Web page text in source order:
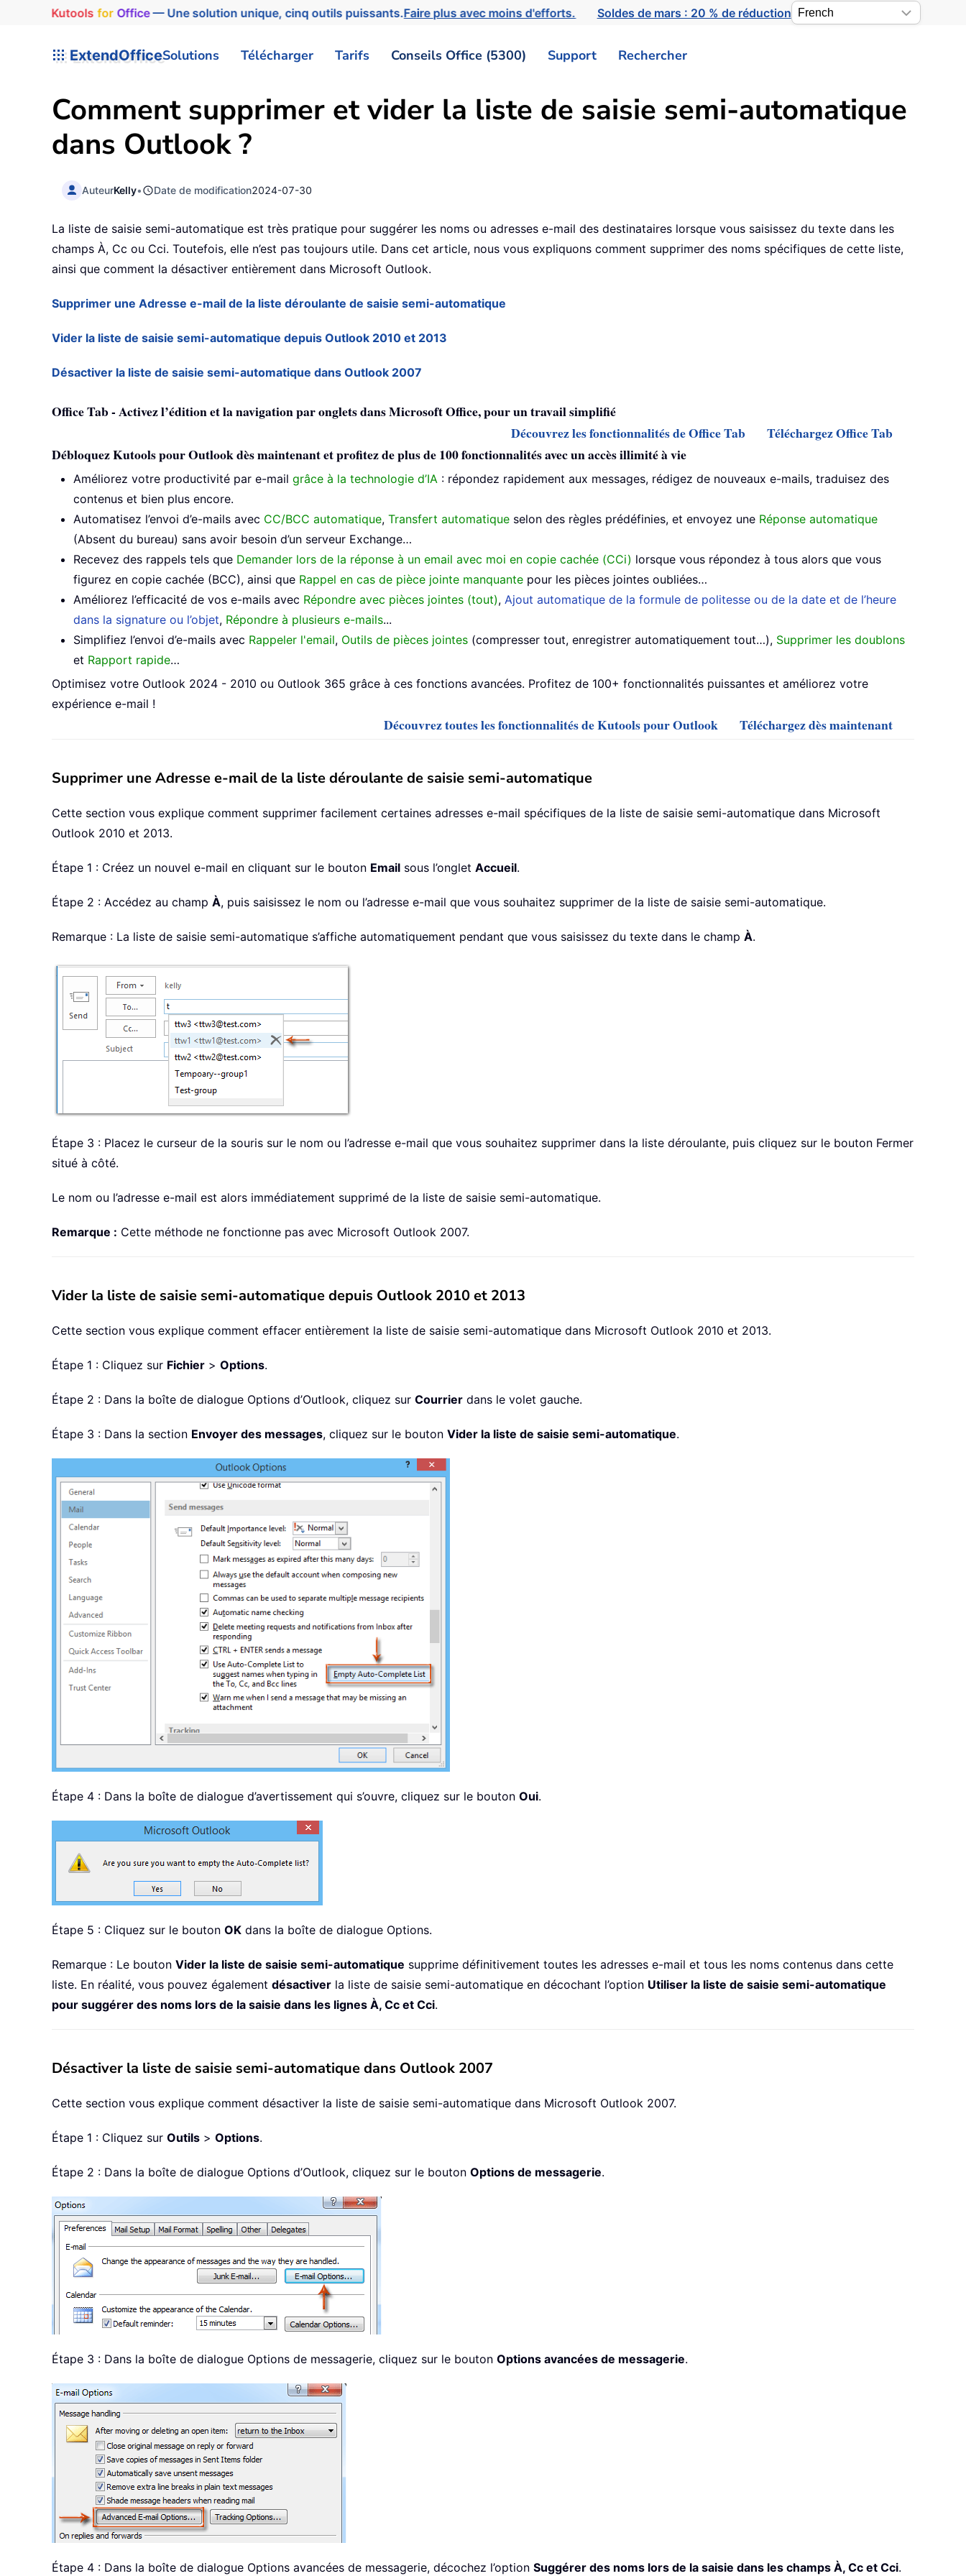
Kutools for Office— Une solution unique, cinq outils puissants.Faire plus avec moins d'efforts. Soldes de mars : 20 % de réduction
ExtendOfficeSolutions Télécharger Tarifs Conseils Office (5300) Support Rechercher
Comment supprimer et vider la liste de saisie semi-automatique
dans Outlook ?
AuteurKelly• Date de modification2024-07-30
La liste de saisie semi-automatique est très pratique pour suggérer les noms ou adresses e-mail des destinataires lorsque vous saisissez du texte dans les
champs À, Cc ou Cci. Toutefois, elle n’est pas toujours utile. Dans cet article, nous vous expliquons comment supprimer des noms spécifiques de cette liste,
ainsi que comment la désactiver entièrement dans Microsoft Outlook.
Supprimer une Adresse e-mail de la liste déroulante de saisie semi-automatique
Vider la liste de saisie semi-automatique depuis Outlook 2010 et 2013
Désactiver la liste de saisie semi-automatique dans Outlook 2007
Office Tab - Activez l’édition et la navigation par onglets dans Microsoft Office, pour un travail simplifié
Découvrez les fonctionnalités de Office Tab
Téléchargez Office Tab
Débloquez Kutools pour Outlook dès maintenant et profitez de plus de 100 fonctionnalités avec un accès illimité à vie
Améliorez votre productivité par e-mail grâce à la technologie d’IA : répondez rapidement aux messages, rédigez de nouveaux e-mails, traduisez des
contenus et bien plus encore.
Automatisez l’envoi d’e-mails avec CC/BCC automatique, Transfert automatique selon des règles prédéfinies, et envoyez une Réponse automatique
(Absent du bureau) sans avoir besoin d’un serveur Exchange…
Recevez des rappels tels que Demander lors de la réponse à un email avec moi en copie cachée (CCi) lorsque vous répondez à tous alors que vous
figurez en copie cachée (BCC), ainsi que Rappel en cas de pièce jointe manquante pour les pièces jointes oubliées…
Améliorez l’efficacité de vos e-mails avec Répondre avec pièces jointes (tout), Ajout automatique de la formule de politesse ou de la date et de l’heure
dans la signature ou l’objet, Répondre à plusieurs e-mails...
Simplifiez l’envoi d’e-mails avec Rappeler l'email, Outils de pièces jointes (compresser tout, enregistrer automatiquement tout…), Supprimer les doublons
et Rapport rapide…
Optimisez votre Outlook 2024 - 2010 ou Outlook 365 grâce à ces fonctions avancées. Profitez de 100+ fonctionnalités puissantes et améliorez votre
expérience e-mail !
Découvrez toutes les fonctionnalités de Kutools pour Outlook Téléchargez dès maintenant
Supprimer une Adresse e-mail de la liste déroulante de saisie semi-automatique
Cette section vous explique comment supprimer facilement certaines adresses e-mail spécifiques de la liste de saisie semi-automatique dans Microsoft
Outlook 2010 et 2013.
Étape 1 : Créez un nouvel e-mail en cliquant sur le bouton Email sous l’onglet Accueil.
Étape 2 : Accédez au champ À, puis saisissez le nom ou l’adresse e-mail que vous souhaitez supprimer de la liste de saisie semi-automatique.
Remarque : La liste de saisie semi-automatique s’affiche automatiquement pendant que vous saisissez du texte dans le champ À.
Étape 3 : Placez le curseur de la souris sur le nom ou l’adresse e-mail que vous souhaitez supprimer dans la liste déroulante, puis cliquez sur le bouton Fermer
situé à côté.
Le nom ou l’adresse e-mail est alors immédiatement supprimé de la liste de saisie semi-automatique.
Remarque : Cette méthode ne fonctionne pas avec Microsoft Outlook 2007.
Vider la liste de saisie semi-automatique depuis Outlook 2010 et 2013
Cette section vous explique comment effacer entièrement la liste de saisie semi-automatique dans Microsoft Outlook 2010 et 2013.
Étape 1 : Cliquez sur Fichier > Options.
Étape 2 : Dans la boîte de dialogue Options d’Outlook, cliquez sur Courrier dans le volet gauche.
Étape 3 : Dans la section Envoyer des messages, cliquez sur le bouton Vider la liste de saisie semi-automatique.
Étape 4 : Dans la boîte de dialogue d’avertissement qui s’ouvre, cliquez sur le bouton Oui.
Étape 5 : Cliquez sur le bouton OK dans la boîte de dialogue Options.
Remarque : Le bouton Vider la liste de saisie semi-automatique supprime définitivement toutes les adresses e-mail et tous les noms contenus dans cette
liste. En réalité, vous pouvez également désactiver la liste de saisie semi-automatique en décochant l’option Utiliser la liste de saisie semi-automatique
pour suggérer des noms lors de la saisie dans les lignes À, Cc et Cci.
Désactiver la liste de saisie semi-automatique dans Outlook 2007
Cette section vous explique comment désactiver la liste de saisie semi-automatique dans Microsoft Outlook 2007.
Étape 1 : Cliquez sur Outils > Options.
Étape 2 : Dans la boîte de dialogue Options d’Outlook, cliquez sur le bouton Options de messagerie.
Étape 3 : Dans la boîte de dialogue Options de messagerie, cliquez sur le bouton Options avancées de messagerie.
Étape 4 : Dans la boîte de dialogue Options avancées de messagerie, décochez l’option Suggérer des noms lors de la saisie dans les champs À, Cc et Cci.